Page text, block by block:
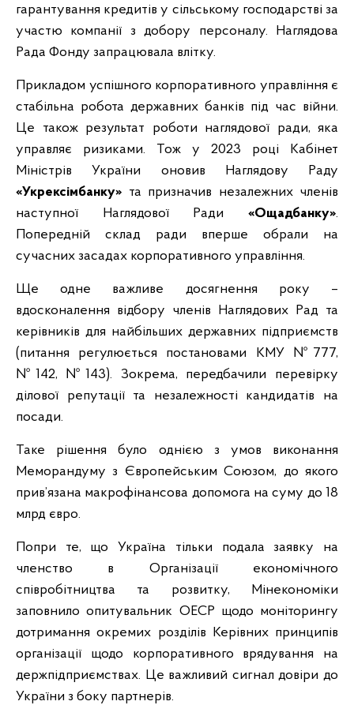
гарантування кредитів у сільському господарстві за
участю компанії з добору персоналу. Наглядова
Рада Фонду запрацювала влітку.
Прикладом успішного корпоративного управління є
стабільна робота державних банків під час війни.
Це також результат роботи наглядової ради, яка
управляє ризиками. Тож у 2023 році Кабінет
Міністрів України оновив Наглядову Раду
«Укрексімбанку» та призначив незалежних членів
наступної Наглядової Ради «Ощадбанку».
Попередній склад ради вперше обрали на
сучасних засадах корпоративного управління.
Ще одне важливе досягнення року –
вдосконалення відбору членів Наглядових Рад та
керівників для найбільших державних підприємств
(питання регулюється постановами КМУ №777,
№142, №143). Зокрема, передбачили перевірку
ділової репутації та незалежності кандидатів на
посади.
Таке рішення було однією з умов виконання
Меморандуму з Європейським Союзом, до якого
прив’язана макрофінансова допомога на суму до 18
млрд євро.
Попри те, що Україна тільки подала заявку на
членство в Організації економічного
співробітництва та розвитку, Мінекономіки
заповнило опитувальник ОЕСР щодо моніторингу
дотримання окремих розділів Керівних принципів
організації щодо корпоративного врядування на
держпідприємствах. Це важливий сигнал довіри до
України з боку партнерів.